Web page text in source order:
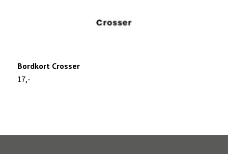
Bordkort Crosser
17,-